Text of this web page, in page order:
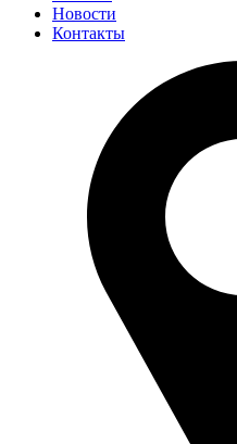
Новости
Контакты